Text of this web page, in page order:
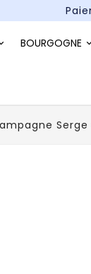
BOURGOGNE
Serge